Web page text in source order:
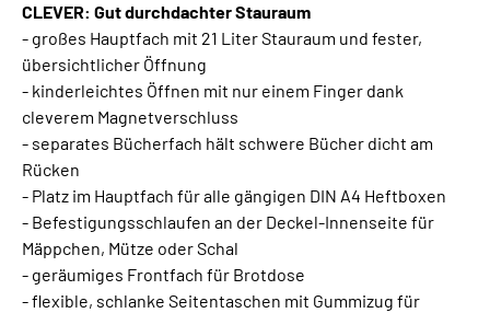
CLEVER: Gut durchdachter Stauraum
- großes Hauptfach mit 21 Liter Stauraum und fester,
übersichtlicher Öffnung
- kinderleichtes Öffnen mit nur einem Finger dank
cleverem Magnetverschluss
- separates Bücherfach hält schwere Bücher dicht am
Rücken
- Platz im Hauptfach für alle gängigen DIN A4 Heftboxen
- Befestigungsschlaufen an der Deckel-Innenseite für
Mäppchen, Mütze oder Schal
- geräumiges Frontfach für Brotdose
- flexible, schlanke Seitentaschen mit Gummizug für